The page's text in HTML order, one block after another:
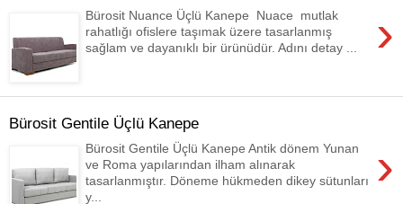
›
Bürosit Nuance Üçlü Kanepe Nuace mutlak
rahatlığı ofislere taşımak üzere tasarlanmış
sağlam ve dayanıklı bir ürünüdür. Adını detay ...
Bürosit Gentile Üçlü Kanepe
›
Bürosit Gentile Üçlü Kanepe Antik dönem Yunan
ve Roma yapılarından ilham alınarak
tasarlanmıştır. Döneme hükmeden dikey sütunları
y...